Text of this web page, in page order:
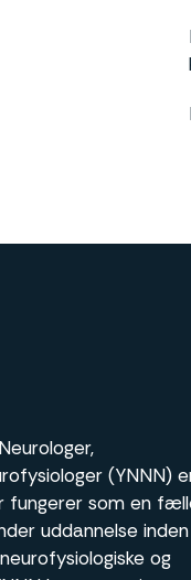
(YNNN)
fungerer som en
uddannelse inden
og